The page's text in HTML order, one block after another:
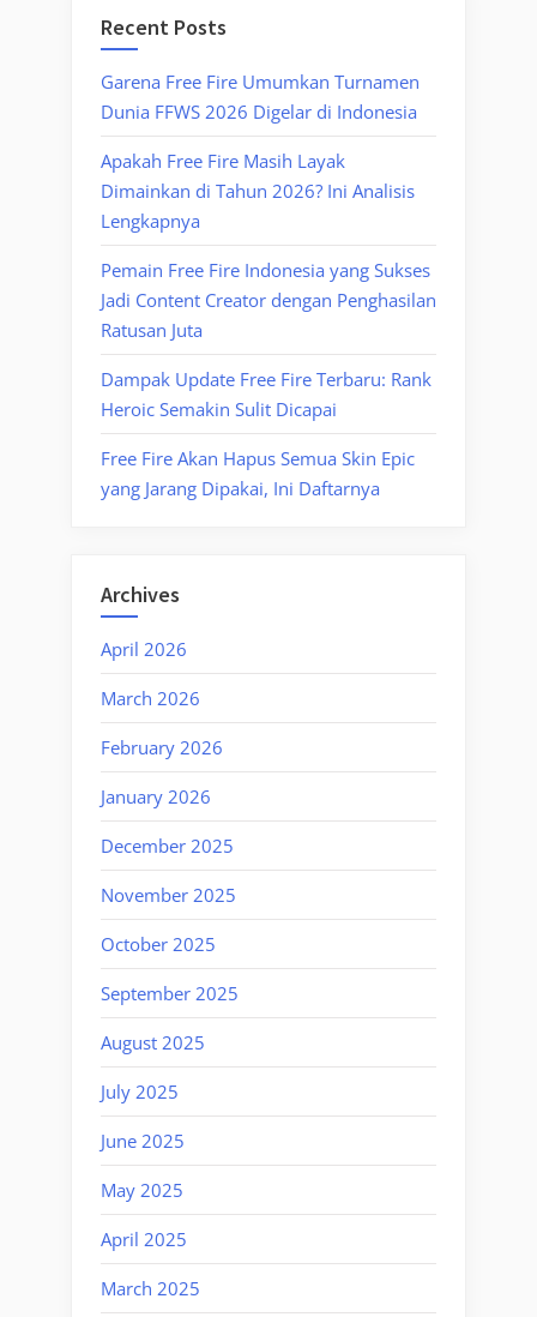
Recent Posts
Garena Free Fire Umumkan Turnamen
Dunia FFWS 2026 Digelar di Indonesia
Apakah Free Fire Masih Layak
Dimainkan di Tahun 2026? Ini Analisis
Lengkapnya
Pemain Free Fire Indonesia yang Sukses
Jadi Content Creator dengan Penghasilan
Ratusan Juta
Dampak Update Free Fire Terbaru: Rank
Heroic Semakin Sulit Dicapai
Free Fire Akan Hapus Semua Skin Epic
yang Jarang Dipakai, Ini Daftarnya
Archives
April 2026
March 2026
February 2026
January 2026
December 2025
November 2025
October 2025
September 2025
August 2025
July 2025
June 2025
May 2025
April 2025
March 2025